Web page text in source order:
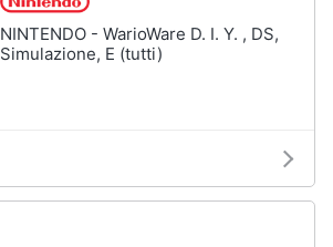
NINTENDO - WarioWare D. I. Y. , DS,
Simulazione, E (tutti)